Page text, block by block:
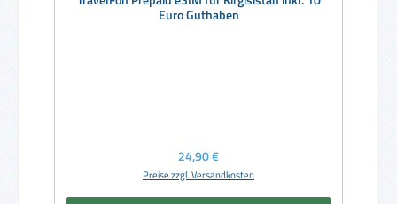
Euro Guthaben
Regulärer Preis:
24,90 €
Preise zzgl. Versandkosten